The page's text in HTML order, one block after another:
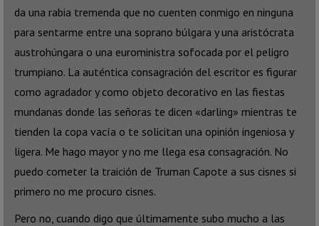
da una rabia tremenda que no cuenten conmigo en ninguna
para sentarme entre una soprano búlgara y una aristócrata
austrohúngara o una euroministra sofocada por el peligro
trumpiano. La auténtica consagración del escritor es figurar
como agradador y como objeto decorativo en las fiestas
mundanas donde las señoras te dicen «darling» mientras te
tienden la copa vacía o te solicitan una opinión ingeniosa y
ligera. Me hago mayor y no me llega esa consagración. No
puedo cometer la traición de Truman Capote a sus cisnes si
primero no me procuro cisnes.
Pero no, cuando digo que últimamente subo mucho a las